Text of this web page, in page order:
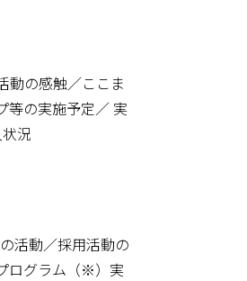
動の感触／ここま
等の実施予定／ 実
況
活動／採用活動の
ログラム（※）実